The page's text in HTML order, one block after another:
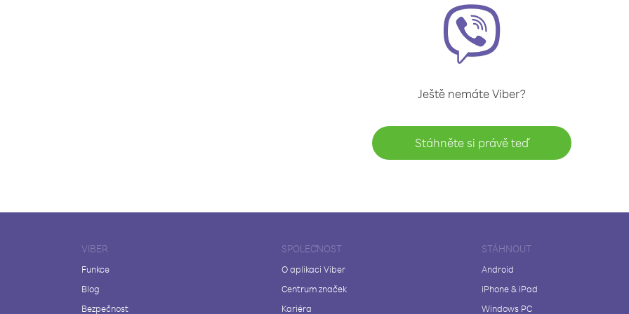
Ještě nemáte Viber?
Stáhněte si právě teď
VIBER
Funkce
Blog
Bezpečnost
SPOLEČNOST
O aplikaci Viber
Centrum značek
Kariéra
STÁHNOUT
Android
iPhone & iPad
Windows PC